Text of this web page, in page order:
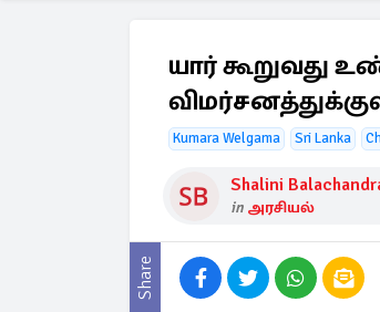
யார் கூறுவது
Kumara Welgama Sri Lanka
Shalini
in அரசியல்
Share